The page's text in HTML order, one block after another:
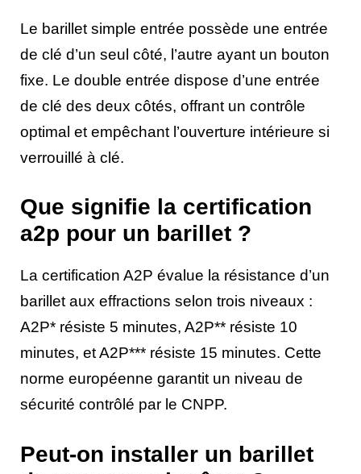
Le barillet simple entrée possède une entrée
de clé d’un seul côté, l’autre ayant un bouton
fixe. Le double entrée dispose d’une entrée
de clé des deux côtés, offrant un contrôle
optimal et empêchant l’ouverture intérieure si
verrouillé à clé.
Que signifie la certification
a2p pour un barillet ?
La certification A2P évalue la résistance d’un
barillet aux effractions selon trois niveaux :
A2P* résiste 5 minutes, A2P** résiste 10
minutes, et A2P*** résiste 15 minutes. Cette
norme européenne garantit un niveau de
sécurité contrôlé par le CNPP.
Peut-on installer un barillet